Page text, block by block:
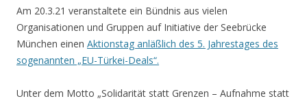
Am 20.3.21 veranstaltete ein Bündnis aus vielen
Organisationen und Gruppen auf Initiative der Seebrücke
München einen Aktionstag anläßlich des 5. Jahrestages des
sogenannten „EU-Türkei-Deals“.
Unter dem Motto „Solidarität statt Grenzen – Aufnahme statt